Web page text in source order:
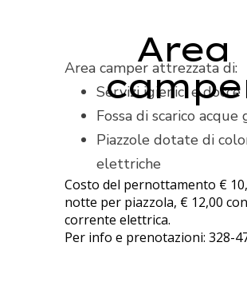
Area
Area camper attrezzata di:
Servizi igienici e docce
Fossa di scarico acque
Piazzole dotate di
elettriche
Costo del pernottamento €
notte per piazzola, € 12,00 con
corrente elettrica.
Per info e prenotazioni: 328-